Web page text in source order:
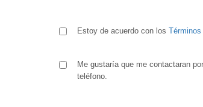
Estoy de acuerdo con los
Me gustaría que me contactaran por
teléfono.